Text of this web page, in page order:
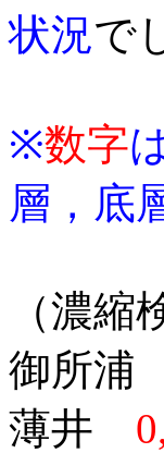
状況で
※数字
層，底
（濃縮
御所浦
薄井